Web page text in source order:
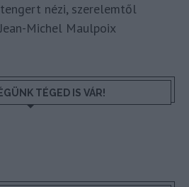
tengert nézi, szerelemtől
Michel Maulpoix
TÉGED IS VÁR!